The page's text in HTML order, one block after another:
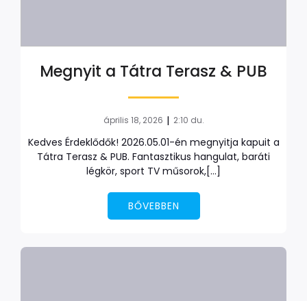
Megnyit a Tátra Terasz & PUB
április 18, 2026 | 2:10 du.
Kedves Érdeklődők! 2026.05.01-én megnyitja kapuit a
Tátra Terasz & PUB. Fantasztikus hangulat, baráti
légkör, sport TV műsorok,[…]
BŐVEBBEN